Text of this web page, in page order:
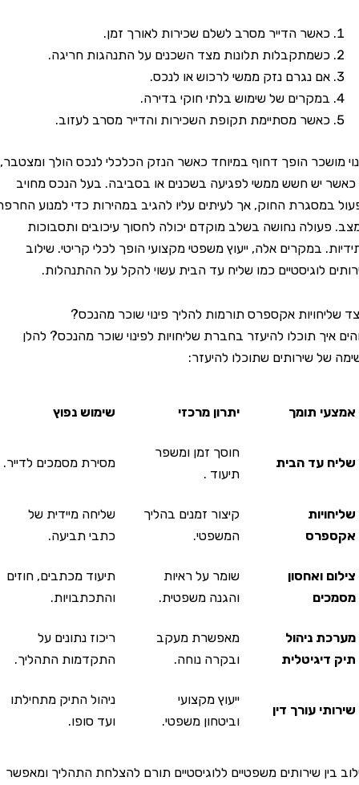
כאשר הדייר מסרב לשלם שכירות לאורך זמן.
כשמתקבלות תלונות מצד השכנים על התנהגות חריגה.
אם נגרם נזק ממשי לרכוש או לנכס.
במקרים של שימוש בלתי חוקי בדירה.
כאשר מסתיימת תקופת השכירות והדייר מסרב לעזוב.
הופך דחוף במיוחד כאשר הנזק הכלכלי לנכס הולך ומצטבר,
יש חשש ממשי לפגיעה בשכנים או בסביבה. בעל הנכס מחויב
החוק, אך לעיתים עליו להגיב במהירות כדי למנוע החרפה
נחושה בשלב מוקדם יכולה לחסוך עיכובים ותסבוכות
במקרים אלה, ייעוץ משפטי מקצועי הופך לכלי קריטי. שילוב
לוגיסטיים כמו שליח עד הבית עשוי להקל על ההתנהלות.
אקספרס תורמות להליך פינוי שוכר מהנכס?
תוכלו להיעזר בחברת שליחויות לפינוי שוכר מהנכס? להלן
שירותים שתוכלו להיעזר:
תומך יתרון מרכזי שימוש נפוץ
עד הבית
חוסך זמן ומשפר
תיעוד .
מסירת מסמכים לדייר.
קיצור זמנים בהליך
המשפטי.
שליחה מיידית של
כתבי תביעה.
ואחסון
שומר על ראיות
והגנה משפטית.
תיעוד מכתבים, חוזים
והתכתבויות.
ניהול
מאפשרת מעקב
ובקרה נוחה.
ריכוז נתונים על
התקדמות התהליך.
עורך דין
ייעוץ מקצועי
וביטחון משפטי.
ניהול התיק מתחילתו
ועד סופו.
שירותים משפטיים ללוגיסטיים תורם להצלחת התהליך ומאפשר